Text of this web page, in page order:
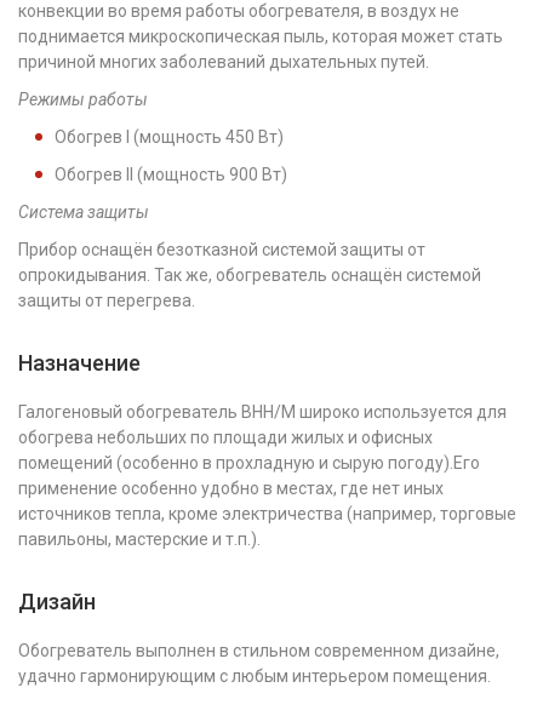
конвекции во время работы обогревателя, в воздух не
поднимается микроскопическая пыль, которая может стать
причиной многих заболеваний дыхательных путей.
Режимы работы
Обогрев I (мощность 450 Вт)
Обогрев II (мощность 900 Вт)
Система защиты
Прибор оснащён безотказной системой защиты от
опрокидывания. Так же, обогреватель оснащён системой
защиты от перегрева.
Назначение
Галогеновый обогреватель BHH/M широко используется для
обогрева небольших по площади жилых и офисных
помещений (особенно в прохладную и сырую погоду).Его
применение особенно удобно в местах, где нет иных
источников тепла, кроме электричества (например, торговые
павильоны, мастерские и т.п.).
Дизайн
Обогреватель выполнен в стильном современном дизайне,
удачно гармонирующим с любым интерьером помещения.